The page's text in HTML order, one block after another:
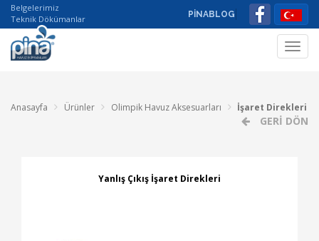
Belgelerimiz
Teknik Dökümanlar
PİNABLOG
Anasayfa Ürünler Olimpik Havuz Aksesuarları İşaret Direkleri
GERİ DÖN
Yanlış Çıkış İşaret Direkleri